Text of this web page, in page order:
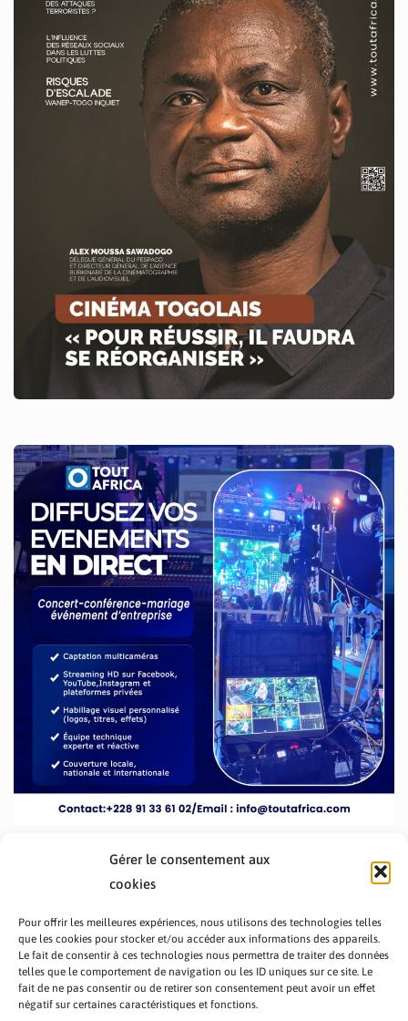
Gérer le consentement aux
cookies
Pour offrir les meilleures expériences, nous utilisons des technologies telles
que les cookies pour stocker et/ou accéder aux informations des appareils.
Le fait de consentir à ces technologies nous permettra de traiter des données
telles que le comportement de navigation ou les ID uniques sur ce site. Le
fait de ne pas consentir ou de retirer son consentement peut avoir un effet
négatif sur certaines caractéristiques et fonctions.
PRÉSENTATION TOUTAFRICA
A PROPOS